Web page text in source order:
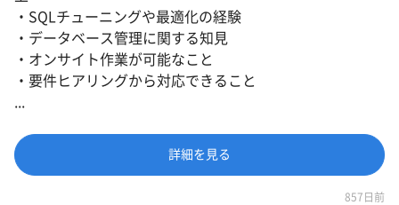
・SQLチューニングや最適化の経験
・データベース管理に関する知見
・オンサイト作業が可能なこと
・要件ヒアリングから対応できること
詳細を見る
857日前